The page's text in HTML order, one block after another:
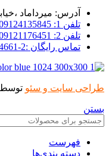
آدرس: میرداماد
تلفن 1: 09124135845
تلفن 2: 09121176451
تماس رایگان :2-02192004661
طراحی سایت و سئو
بستن
فهرست
دسته بندی‌ها